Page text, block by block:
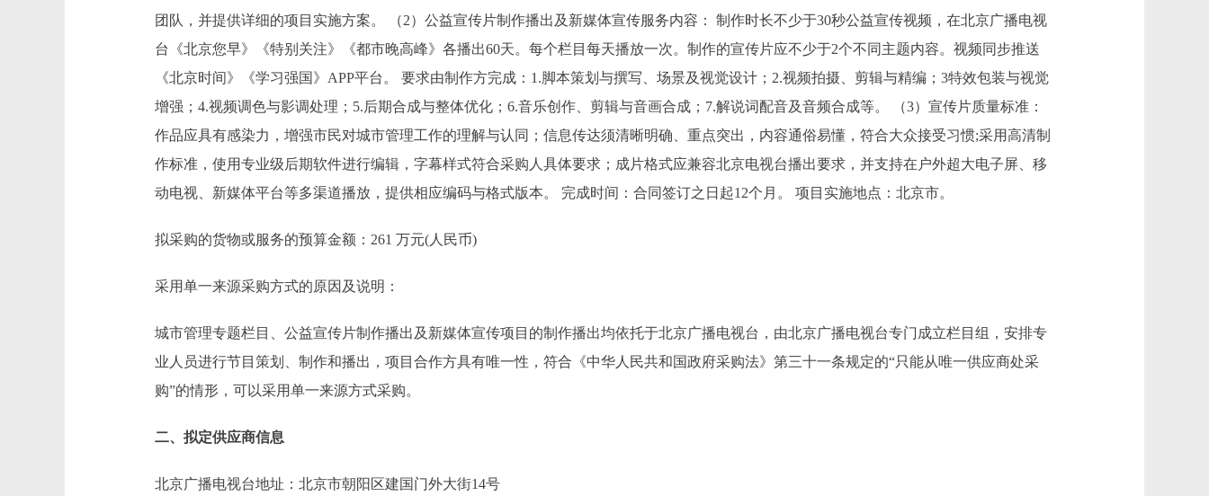
团队，并提供详细的项目实施方案。 （2）公益宣传片制作播出及新媒体宣传服务内容： 制作时长不少于30秒公益宣传视频，在北京广播电视
台《北京您早》《特别关注》《都市晚高峰》各播出60天。每个栏目每天播放一次。制作的宣传片应不少于2个不同主题内容。视频同步推送
《北京时间》《学习强国》APP平台。 要求由制作方完成：1.脚本策划与撰写、场景及视觉设计；2.视频拍摄、剪辑与精编；3特效包装与视觉
增强；4.视频调色与影调处理；5.后期合成与整体优化；6.音乐创作、剪辑与音画合成；7.解说词配音及音频合成等。 （3）宣传片质量标准：
作品应具有感染力，增强市民对城市管理工作的理解与认同；信息传达须清晰明确、重点突出，内容通俗易懂，符合大众接受习惯;采用高清制
作标准，使用专业级后期软件进行编辑，字幕样式符合采购人具体要求；成片格式应兼容北京电视台播出要求，并支持在户外超大电子屏、移
动电视、新媒体平台等多渠道播放，提供相应编码与格式版本。 完成时间：合同签订之日起12个月。 项目实施地点：北京市。
拟采购的货物或服务的预算金额：261 万元(人民币)
采用单一来源采购方式的原因及说明：
城市管理专题栏目、公益宣传片制作播出及新媒体宣传项目的制作播出均依托于北京广播电视台，由北京广播电视台专门成立栏目组，安排专
业人员进行节目策划、制作和播出，项目合作方具有唯一性，符合《中华人民共和国政府采购法》第三十一条规定的“只能从唯一供应商处采
购”的情形，可以采用单一来源方式采购。
二、拟定供应商信息
北京广播电视台地址：北京市朝阳区建国门外大街14号